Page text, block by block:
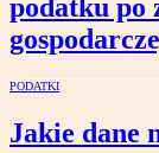
podatku po
PODATKI
Jakie dane